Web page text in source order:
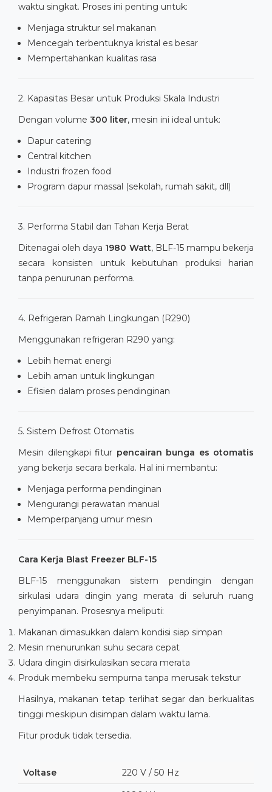
waktu singkat. Proses ini penting untuk:
Menjaga struktur sel makanan
Mencegah terbentuknya kristal es besar
Mempertahankan kualitas rasa
2. Kapasitas Besar untuk Produksi Skala Industri
Dengan volume 300 liter, mesin ini ideal untuk:
Dapur catering
Central kitchen
Industri frozen food
Program dapur massal (sekolah, rumah sakit, dll)
3. Performa Stabil dan Tahan Kerja Berat
Ditenagai oleh daya 1980 Watt, BLF-15 mampu bekerja
secara konsisten untuk kebutuhan produksi harian
tanpa penurunan performa.
4. Refrigeran Ramah Lingkungan (R290)
Menggunakan refrigeran R290 yang:
Lebih hemat energi
Lebih aman untuk lingkungan
Efisien dalam proses pendinginan
5. Sistem Defrost Otomatis
Mesin dilengkapi fitur pencairan bunga es otomatis
yang bekerja secara berkala. Hal ini membantu:
Menjaga performa pendinginan
Mengurangi perawatan manual
Memperpanjang umur mesin
Cara Kerja Blast Freezer BLF-15
BLF-15 menggunakan sistem pendingin dengan
sirkulasi udara dingin yang merata di seluruh ruang
penyimpanan. Prosesnya meliputi:
Makanan dimasukkan dalam kondisi siap simpan
Mesin menurunkan suhu secara cepat
Udara dingin disirkulasikan secara merata
Produk membeku sempurna tanpa merusak tekstur
Hasilnya, makanan tetap terlihat segar dan berkualitas
tinggi meskipun disimpan dalam waktu lama.
Fitur produk tidak tersedia.
Voltase 220 V / 50 Hz